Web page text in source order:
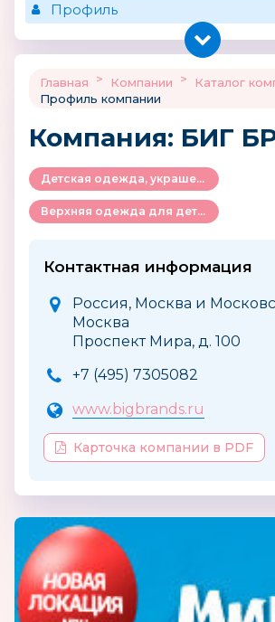
Профиль
Главная > Компании > Каталог
Профиль компании
Компания: БИГ
Детская одежда, украшения и аксессуары
Верхняя одежда для детей
Контактная информация
Россия, Москва и
Москва
Проспект Мира, д. 100
+7 (495) 7305082
www.bigbrands.ru
Карточка компании в PDF